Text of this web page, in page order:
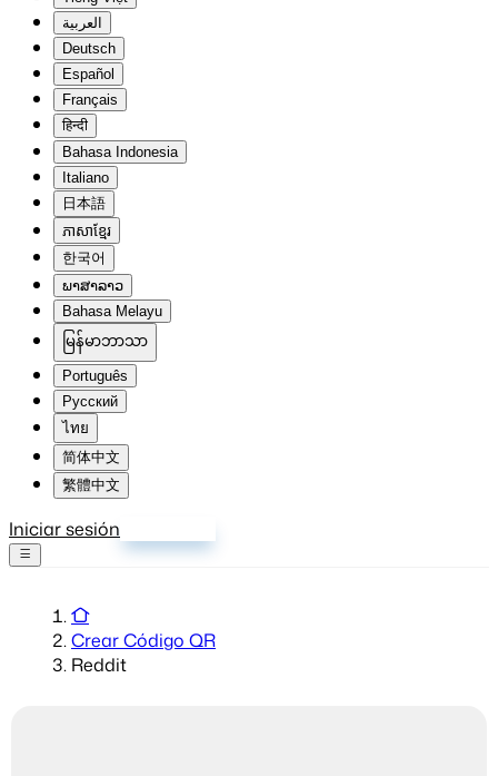
العربية
Deutsch
Español
Français
हिन्दी
Bahasa Indonesia
Italiano
日本語
ភាសាខ្មែរ
한국어
ພາສາລາວ
Bahasa Melayu
မြန်မာဘာသာ
Português
Русский
ไทย
简体中文
繁體中文
Iniciar sesión
Crear Código QR
Reddit